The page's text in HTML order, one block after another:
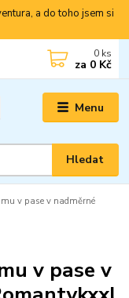
a do toho jsem si
Menu
Hledat
0 ks
za 0 Kč
v pase v nadměrné
v pase v